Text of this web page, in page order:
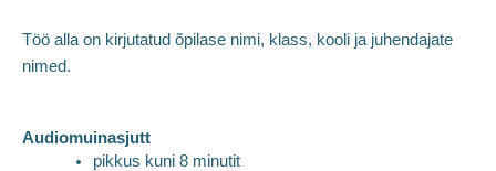
Töö alla on kirjutatud õpilase nimi, klass, kooli ja juhendajate
nimed.
Audiomuinasjutt
pikkus kuni 8 minutit